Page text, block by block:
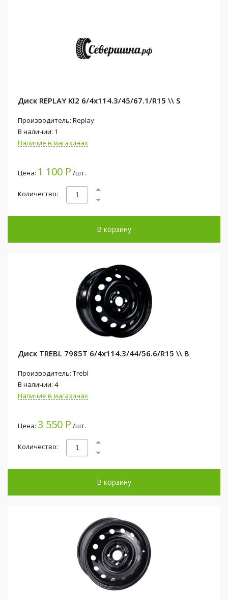
Диск REPLAY KI2 6/4x114.3/45/67.1/R15 \\ S
Производитель: Replay
В наличии: 1
Наличие в магазинах
Цена: 1 100 Р /шт.
Количество:
В корзину
Диск TREBL 7985T 6/4x114.3/44/56.6/R15 \\ B
Производитель: Trebl
В наличии: 4
Наличие в магазинах
Цена: 3 550 Р /шт.
Количество:
В корзину